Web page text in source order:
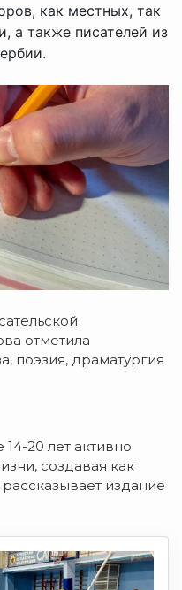
как местных, так
а также писателей из
отметила
поэзия, драматургия
20 лет активно
создавая как
издание